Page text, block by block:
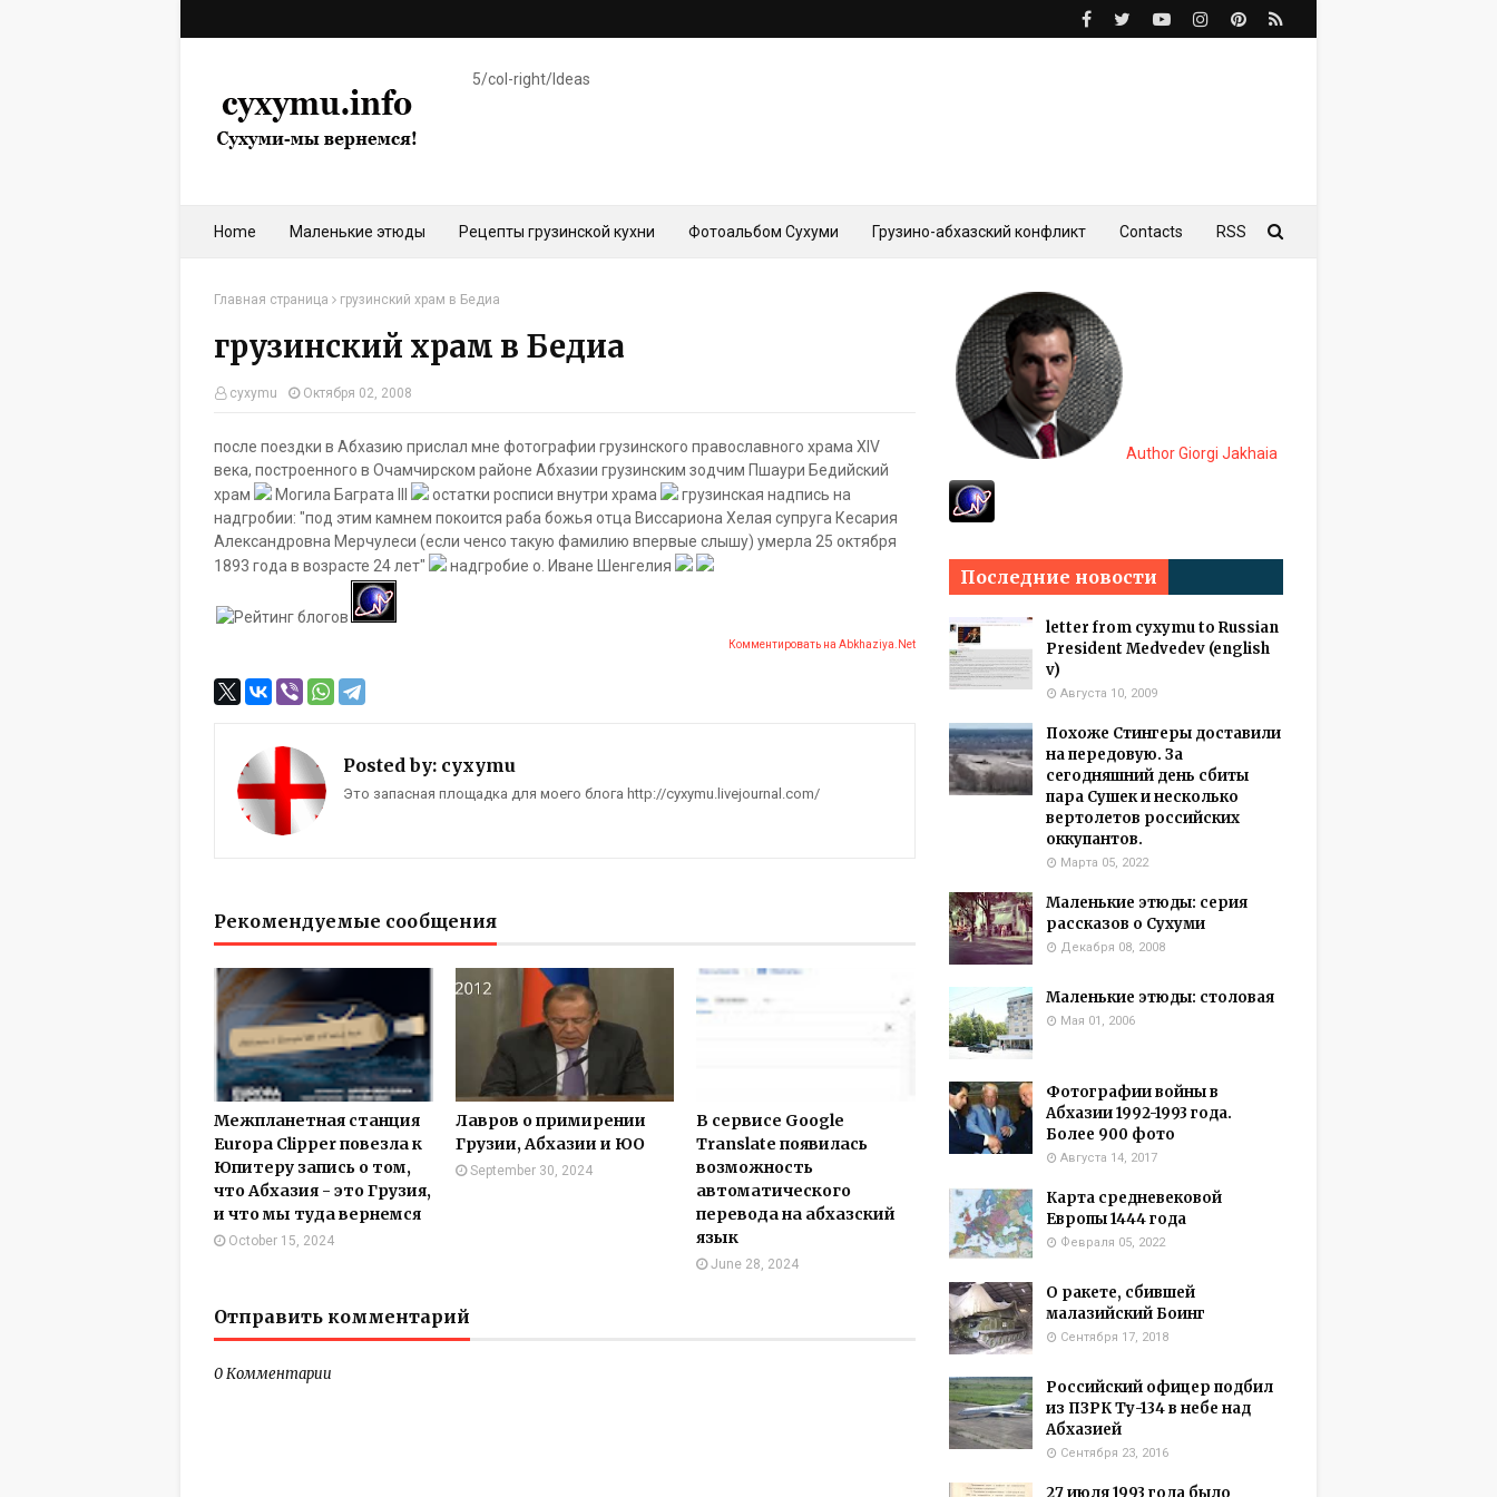
5/col-right/Ideas
Home Маленькие этюды Рецепты грузинской кухни Фотоальбом Сухуми Грузино-абхазский конфликт Contacts RSS
Главная страница грузинский храм в Бедиа
грузинский храм в Бедиа
cyxymu Октября 02, 2008
после поездки в Абхазию прислал мне фотографии грузинского православного храма XIV
века, построенного в Очамчирском районе Абхазии грузинским зодчим Пшаури Бедийский
храм
Могила Баграта III остатки росписи внутри храма
грузинская надпись на
надгробии: "под этим камнем покоится раба божья отца Виссариона Хелая супруга Кесария
Александровна Мерчулеси (если ченсо такую фамилию впервые слышу) умерла 25 октября
1893 года в возрасте 24 лет"
надгробие о. Иване Шенгелия
Комментировать на Abkhaziya.Net
Posted by: cyxymu
Это запасная площадка для моего блога http://cyxymu.livejournal.com/
Рекомендуемые сообщения
Межпланетная станция
Europa Clipper повезла к
Юпитеру запись о том,
что Абхазия - это Грузия,
и что мы туда вернемся
October 15, 2024
Лавров о примирении
Грузии, Абхазии и ЮО
September 30, 2024
В сервисе Google
Translate появилась
возможность
автоматического
перевода на абхазский
язык
June 28, 2024
Отправить комментарий
0 Комментарии
Author Giorgi Jakhaia
Последние новости
letter from cyxymu to Russian
President Medvedev (english
v)
Августа 10, 2009
Похоже Стингеры доставили
на передовую. За
сегодняшний день сбиты
пара Сушек и несколько
вертолетов российских
оккупантов.
Марта 05, 2022
Маленькие этюды: серия
рассказов о Сухуми
Декабря 08, 2008
Маленькие этюды: столовая
Мая 01, 2006
Фотографии войны в
Абхазии 1992-1993 года.
Более 900 фото
Августа 14, 2017
Карта средневековой
Европы 1444 года
Февраля 05, 2022
О ракете, сбившей
малазийский Боинг
Сентября 17, 2018
Российский офицер подбил
из ПЗРК Ту-134 в небе над
Абхазией
Сентября 23, 2016
27 июля 1993 года было